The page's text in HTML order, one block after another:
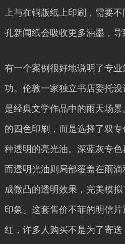
上与在铜版纸上印刷，需要
孔新闻纸会吸收更多油墨，导
有一个案例很好地说明了专
功。伦敦一家独立书店委托
是经典文学作品中的雨天场
的四色印刷，而是选择了双
种透明的亮光油。深蓝灰专色
而透明光油则局部覆盖在雨
成微凸的透明效果，完美模
印象。这套售价不菲的明信
红，许多人购买不是为了寄